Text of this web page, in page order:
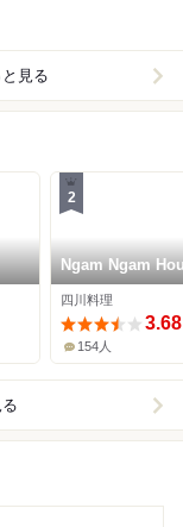
見る
2
Ngam Ngam
四川料理
3.68
154人